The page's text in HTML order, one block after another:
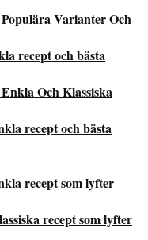
Varianter Och
recept och bästa
Och Klassiska
recept och bästa
recept som lyfter
recept som lyfter